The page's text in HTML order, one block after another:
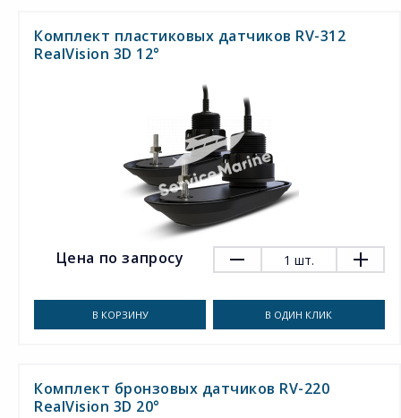
Комплект пластиковых датчиков RV-312
RealVision 3D 12°
Цена по запросу 1 шт.
В КОРЗИНУ В ОДИН КЛИК
Комплект бронзовых датчиков RV-220
RealVision 3D 20°